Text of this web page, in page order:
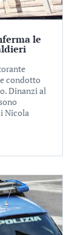
le
condotto
Dinanzi al
Nicola